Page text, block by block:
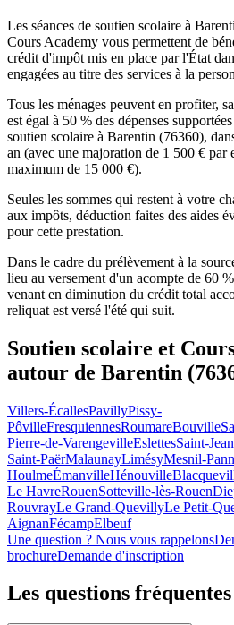
Les séances de soutien scolaire à
Cours Academy vous permettent de
crédit d'impôt mis en place par l'État
engagées au titre des services à la
Tous les ménages peuvent en profiter,
est égal à 50 % des dépenses
soutien scolaire à Barentin (76360),
an (avec une majoration de 1 500 € par
maximum de 15 000 €).
Seules les sommes qui restent à votre
aux impôts, déduction faites des aides
pour cette prestation.
Dans le cadre du prélèvement à la
lieu au versement d'un acompte de 60
venant en diminution du crédit total
reliquat est versé l'été qui suit.
Soutien scolaire et
autour de Barentin
Villers-ÉcallesPavillyPissy-
PôvilleFresquiennesRoumareBouville
Pierre-de-VarengevilleEslettesSaint-
Saint-PaërMalaunayLimésyMesnil-
HoulmeÉmanvilleHénouville
Le HavreRouenSotteville-lès-Rouen
RouvrayLe Grand-QuevillyLe Petit-
AignanFécampElbeuf
Une question ? Nous vous rappelons
brochureDemande d'inscription
Les questions fréquentes